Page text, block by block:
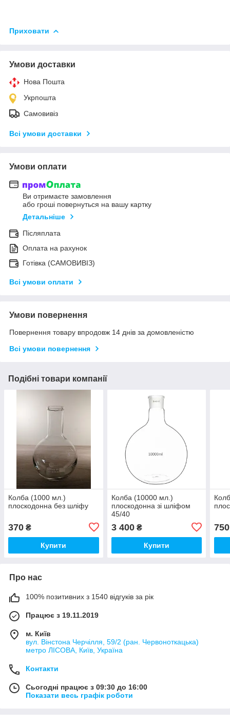
Приховати
Умови доставки
Нова Пошта
Укрпошта
Самовивіз
Всі умови доставки
Умови оплати
Ви отримаєте замовлення
або гроші повернуться на вашу картку
Детальніше
Післяплата
Оплата на рахунок
Готівка (САМОВИВІЗ)
Всі умови оплати
Умови повернення
Повернення товару впродовж 14 днів за домовленістю
Всі умови повернення
Подібні товари компанії
Колба (1000 мл.)
плоскодонна без шліфу
370 ₴
Купити
Колба (10000 мл.)
плоскодонна зі шліфом
45/40
3 400₴
Купити
750
Про нас
100% позитивних з 1540 відгуків за рік
Працює з 19.11.2019
м. Київ
вул. Вінстона Черчілля, 59/2 (ран. Червоноткацька)
метро ЛІСОВА, Київ, Україна
Контакти
Сьогодні працює з 09:30 до 16:00
Показати весь графік роботи